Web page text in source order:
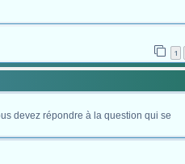
1
devez répondre à la question qui se